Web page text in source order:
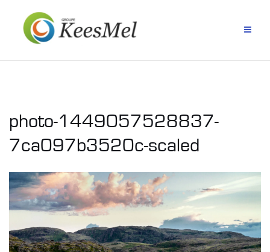
contenu
photo-1449057528837-
7ca097b3520c-scaled